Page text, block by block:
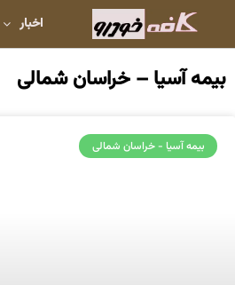
اخبار
بیمه آسیا – خراسان شمالی
بیمه آسیا - خراسان شمالی